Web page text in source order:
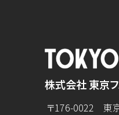
株式会社 東京
〒176-0022 東京